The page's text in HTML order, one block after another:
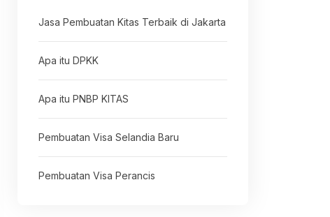
Jasa Pembuatan Kitas Terbaik di Jakarta
Apa itu DPKK
Apa itu PNBP KITAS
Pembuatan Visa Selandia Baru
Pembuatan Visa Perancis